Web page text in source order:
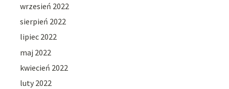
wrzesień 2022
sierpień 2022
lipiec 2022
maj 2022
kwiecień 2022
luty 2022